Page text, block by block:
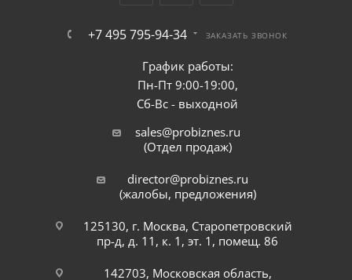
+7 495 795-94-34 ЗАКАЗАТЬ ЗВОНОК
График работы:
Пн-Пт 9:00-19:00,
Сб-Вс - выходной
sales@probiznes.ru
(Отдел продаж)
director@probiznes.ru
(жалобы, предложения)
125130, г. Москва, Старопетровский
пр-д, д. 11, к. 1, эт. 1, помещ. 86
142703, Московская область,